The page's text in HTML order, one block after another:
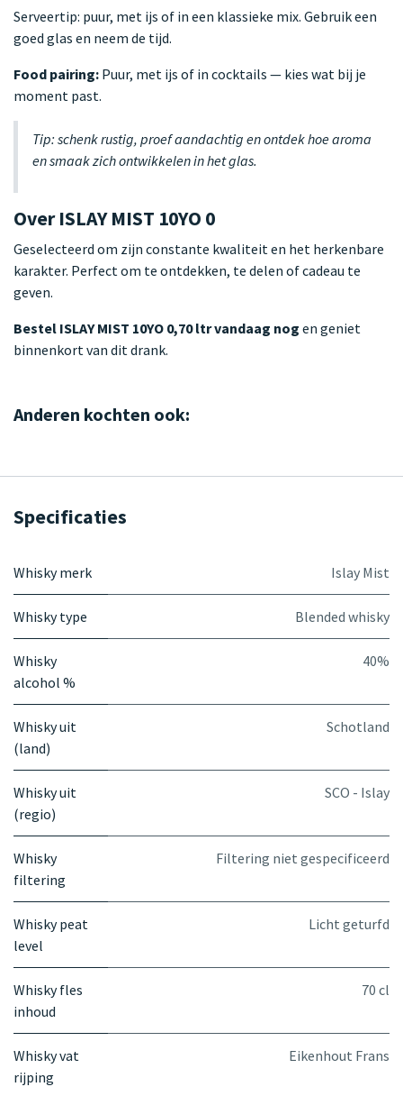
Serveertip: puur, met ijs of in een klassieke mix. Gebruik een
goed glas en neem de tijd.
Food pairing: Puur, met ijs of in cocktails — kies wat bij je
moment past.
Tip: schenk rustig, proef aandachtig en ontdek hoe aroma
en smaak zich ontwikkelen in het glas.
Over ISLAY MIST 10YO 0
Geselecteerd om zijn constante kwaliteit en het herkenbare
karakter. Perfect om te ontdekken, te delen of cadeau te
geven.
Bestel ISLAY MIST 10YO 0,70 ltr vandaag nog en geniet
binnenkort van dit drank.
Anderen kochten ook:
Specificaties
Whisky merk Islay Mist
Whisky type Blended whisky
Whisky
alcohol %
40%
Whisky uit
(land)
Schotland
Whisky uit
(regio)
SCO - Islay
Whisky
filtering
Filtering niet gespecificeerd
Whisky peat
level
Licht geturfd
Whisky fles
inhoud
70 cl
Whisky vat
rijping
Eikenhout Frans